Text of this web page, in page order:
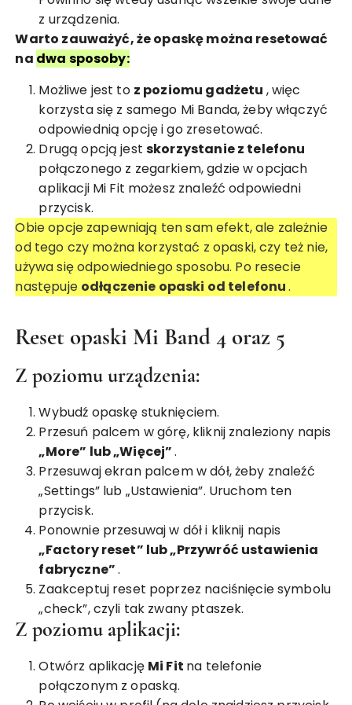
z urządzenia.
Warto zauważyć, że opaskę można resetować
na dwa sposoby:
Możliwe jest to z poziomu gadżetu , więc
korzysta się z samego Mi Banda, żeby włączyć
odpowiednią opcję i go zresetować.
Drugą opcją jestskorzystanie z telefonu
połączonego z zegarkiem, gdzie w opcjach
aplikacji Mi Fit możesz znaleźć odpowiedni
przycisk.
Obie opcje zapewniają ten sam efekt, ale zależnie
od tego czy można korzystać z opaski, czy też nie,
używa się odpowiedniego sposobu. Po resecie
następuje odłączenie opaski od telefonu.
Reset opaski Mi Band 4 oraz 5
Z poziomu urządzenia:
Wybudź opaskę stuknięciem.
Przesuń palcem w górę, kliknij znaleziony napis
„More” lub „Więcej”.
Przesuwaj ekran palcem w dół, żeby znaleźć
„Settings” lub „Ustawienia”. Uruchom ten
przycisk.
Ponownie przesuwaj w dół i kliknij napis
„Factory reset” lub „Przywróć ustawienia
fabryczne”.
Zaakceptuj reset poprzez naciśnięcie symbolu
„check”, czyli tak zwany ptaszek.
Z poziomu aplikacji:
Otwórz aplikację Mi Fit na telefonie
połączonym z opaską.